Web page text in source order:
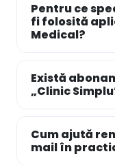
Pentru ce
fi folosită
Medical?
Există
„Clinic
Cum ajută
mail în